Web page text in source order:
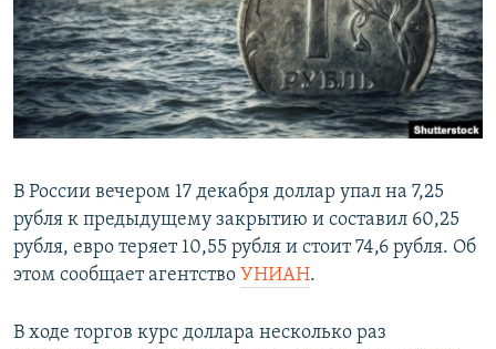
ПРОПАВШИЕ БЕЗ ВЕСТИ
ПОБЕДИТЕЛЕЙ НЕ СУДЯТ?
КРЫМ.НЕПОКОРЕННЫЙ
ELIFBE
ПРИСОЕДИНЯЙТЕСЬ!
Все сайты RFE/RL
В России вечером 17 декабря доллар упал на 7,25
рубля к предыдущему закрытию и составил 60,25
рубля, евро теряет 10,55 рубля и стоит 74,6 рубля. Об
этом сообщает агентство УНИАН.
В ходе торгов курс доллара несколько раз